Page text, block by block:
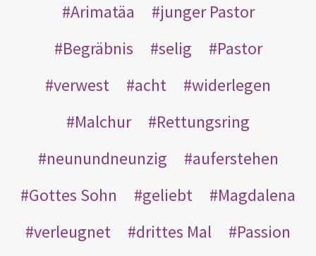
Arimatäa
junger Pastor
Begräbnis
selig
Pastor
verwest
acht
widerlegen
Malchur
Rettungsring
neunundneunzig
auferstehen
Gottes Sohn
geliebt
Magdalena
verleugnet
drittes Mal
Passion